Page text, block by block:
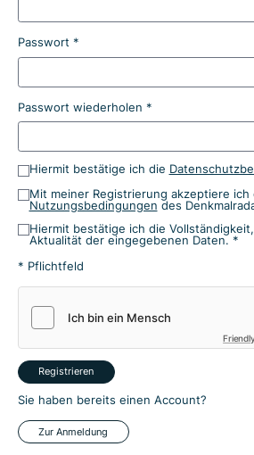
Passwort *
Passwort wiederholen *
Hiermit bestätige ich die
Mit meiner Registrierung akzeptiere ich
Nutzungsbedingungen des
Hiermit bestätige ich die
Aktualität der eingegebenen Daten. *
* Pflichtfeld
Registrieren
Sie haben bereits einen Account?
Zur Anmeldung